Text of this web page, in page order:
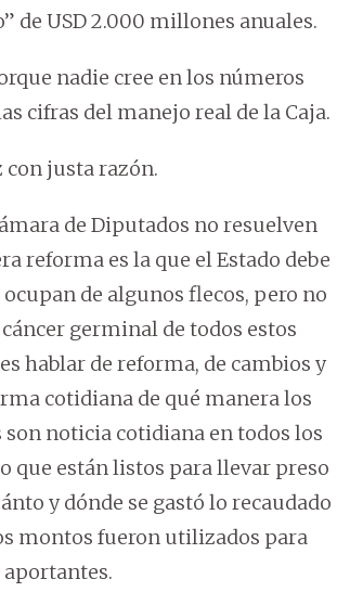
de USD 2.000 millones anuales.
nadie cree en los números
cifras del manejo real de la Caja.
con justa razón.
de Diputados no resuelven
reforma es la que el Estado debe
de algunos flecos, pero no
germinal de todos estos
hablar de reforma, de cambios y
cotidiana de qué manera los
noticia cotidiana en todos los
que están listos para llevar preso
y dónde se gastó lo recaudado
montos fueron utilizados para